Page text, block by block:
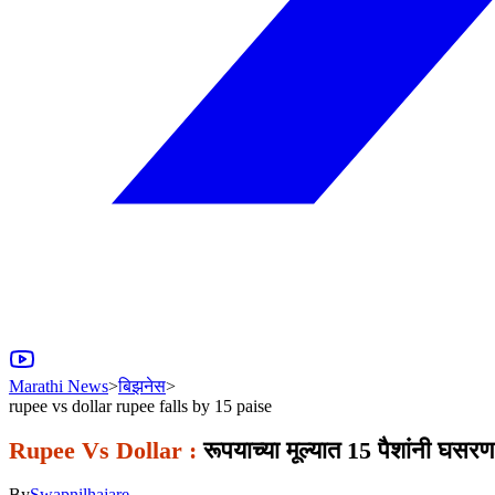
Marathi News>बिझनेस>
rupee vs dollar rupee falls by 15 paise
Rupee Vs Dollar : रूपयाच्या मूल्यात 15 पैशांनी